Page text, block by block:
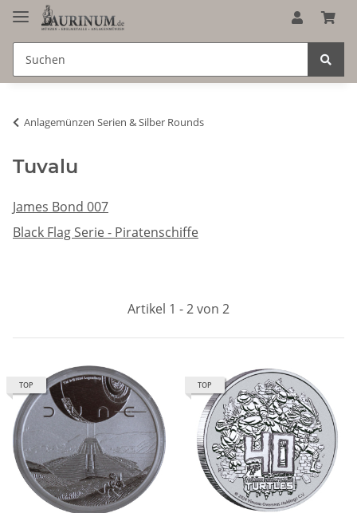
Anlagemünzen Serien & Silber Rounds
Tuvalu
James Bond 007
Black Flag Serie - Piratenschiffe
Artikel 1 - 2 von 2
TOP TOP